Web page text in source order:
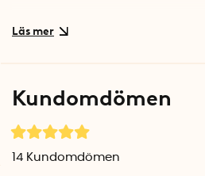
Kan monteras på två sätt
nattlampan.
Drivs med batterier
Den batteridrivna nattlampan
Kundomdömen
14 Kundomdömen